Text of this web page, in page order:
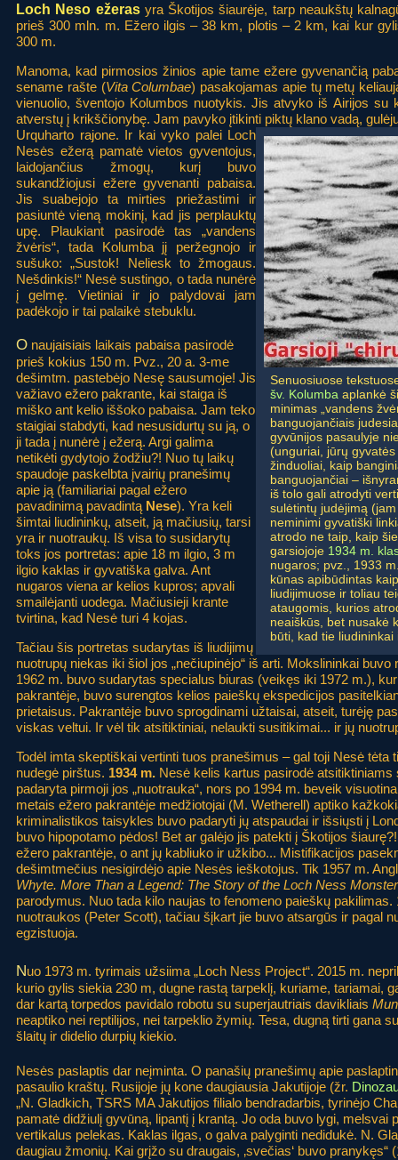
Loch Neso ežerasyra Škotijos šiaurėje, tarp neaukštų
prieš 300 mln. m. Ežero ilgis – 38 km, plotis – 2 km, kai kur
300 m.
Manoma, kad pirmosios žinios apie tame ežere gyvenančią
sename rašte (Vita Columbae) pasakojamas apie tų metų
vienuolio, šventojo Kolumbos nuotykis. Jis atvyko iš Airijos su
atverstų į krikščionybę. Jam pavyko įtikinti piktų klano vadą,
Urquharto rajone.
Senuosiuose
šv. Kolumba aplankė
minimas „vandens
banguojančiais
gyvūnijos pasaulyje
(unguriai, jūrų
žinduoliai, kaip
banguojančiai –
iš tolo gali atrodyti
sulėtintų judėjimą
neminimi gyvatiški
atrodo ne taip, kaip
garsiojoje 1934 m.
nugaros; pvz., 1933
kūnas apibūdintas
liudijimuose ir toliau
ataugomis, kurios
neaiškūs, bet nusakė
būti, kad tie
Ir kai vyko palei Loch
Nesės ežerą pamatė vietos gyventojus,
laidojančius žmogų, kurį buvo
sukandžiojusi ežere gyvenanti pabaisa.
Jis suabejojo ta mirties priežastimi ir
pasiuntė vieną mokinį, kad jis perplauktų
upę. Plaukiant pasirodė tas „vandens
žvėris“, tada Kolumba jį peržegnojo ir
sušuko: „Sustok! Neliesk to žmogaus.
Nešdinkis!“ Nesė sustingo, o tada nunėrė
į gelmę. Vietiniai ir jo palydovai jam
padėkojo ir tai palaikė stebuklu.
O naujaisiais laikais pabaisa pasirodė
prieš kokius 150 m. Pvz., 20 a. 3-me
dešimtm. pastebėjo Nesę sausumoje! Jis
važiavo ežero pakrante, kai staiga iš
miško ant kelio iššoko pabaisa. Jam teko
staigiai stabdyti, kad nesusidurtų su ją, o
ji tada į nunėrė į ežerą. Argi galima
netikėti gydytojo žodžiu?! Nuo tų laikų
spaudoje paskelbta įvairių pranešimų
apie ją (familiariai pagal ežero
pavadinimą pavadintą Nese). Yra keli
šimtai liudininkų, atseit, ją mačiusių, tarsi
yra ir nuotraukų. Iš visa to susidarytų
toks jos portretas: apie 18 m ilgio, 3 m
ilgio kaklas ir gyvatiška galva. Ant
nugaros viena ar kelios kupros; apvali
smailėjanti uodega. Mačiusieji krante
tvirtina, kad Nesė turi 4 kojas.
Tačiau šis portretas sudarytas iš liudijimų
nuotrupų niekas iki šiol jos „nečiupinėjo“ iš arti. Mokslininkai
1962 m. buvo sudarytas specialus biuras (veikęs iki 1972 m.),
pakrantėje, buvo surengtos kelios paieškų ekspedicijos
prietaisus. Pakrantėje buvo sprogdinami užtaisai, atseit, turėję
viskas veltui. Ir vėl tik atsitiktiniai, nelaukti susitikimai... ir jų
Todėl imta skeptiškai vertinti tuos pranešimus – gal toji Nesė tėta
nudegė pirštus. 1934 m. Nesė kelis kartus pasirodė
padaryta pirmoji jos „nuotrauka“, nors po 1994 m. beveik
metais ežero pakrantėje medžiotojai (M. Wetherell) aptiko
kriminalistikos taisykles buvo padaryti jų atspaudai ir išsiųsti į
buvo hipopotamo pėdos! Bet ar galėjo jis patekti į Škotijos
ežero pakrantėje, o ant jų kabliuko ir užkibo... Mistifikacijos
dešimtmečius nesigirdėjo apie Nesės ieškotojus. Tik 1957 m.
Whyte. More Than a Legend: The Story of the Loch Ness Monster
parodymus. Nuo tada kilo naujas to fenomeno paieškų
nuotraukos (Peter Scott), tačiau šįkart jie buvo atsargūs ir pagal
egzistuoja.
Nuo 1973 m. tyrimais užsiima „Loch Ness Project“. 2015 m.
kurio gylis siekia 230 m, dugne rastą tarpeklį, kuriame, tariamai,
dar kartą torpedos pavidalo robotu su superjautriais davikliais
neaptiko nei reptilijos, nei tarpeklio žymių. Tesa, dugną tirti gana
šlaitų ir didelio durpių kiekio.
Nesės paslaptis dar neįminta. O panašių pranešimų apie
pasaulio kraštų. Rusijoje jų kone daugiausia Jakutijoje (žr.
„N. Gladkich, TSRS MA Jakutijos filialo bendradarbis, tyrinėjo
pamatė didžiulį gyvūną, lipantį į krantą. Jo oda buvo lygi, melsvai
vertikalus pelekas. Kaklas ilgas, o galva palyginti nedidukė. N.
daugiau žmonių. Kai grįžo su draugais, ‚svečias‘ buvo pranykęs“